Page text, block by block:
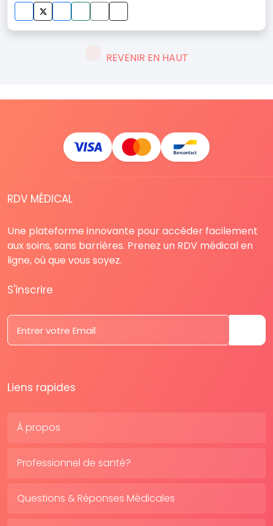
REVENIR EN HAUT
RDV MÉDICAL
Une plateforme innovante pour accéder facilement
aux soins, sans barrières. Prenez un RDV médical en
ligne, où que vous soyez.
S'inscrire
Liens rapides
À propos
Professionnel de santé?
Questions & Réponses Médicales